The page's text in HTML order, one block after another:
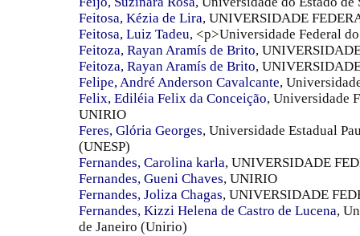
Feitosa, Kézia de Lira, UNIVERSIDADE
Feitosa, Luiz Tadeu, <p>Universidade Federal
Feitoza, Rayan Aramís de Brito,
Feitoza, Rayan Aramís de Brito,
Felipe, André Anderson Cavalcante,
Felix, Ediléia Felix da Conceição, Universidade
UNIRIO
Feres, Glória Georges, Universidade Estadual
(UNESP)
Fernandes, Carolina karla, UNIVERSIDADE
Fernandes, Gueni Chaves, UNIRIO
Fernandes, Joliza Chagas, UNIVERSIDADE
Fernandes, Kizzi Helena de Castro de Lucena,
de Janeiro (Unirio)